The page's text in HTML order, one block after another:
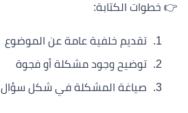
👉 خطوات الكتابة:
تقديم خلفية عامة عن الموضوع
توضيح وجود مشكلة أو فجوة
صياغة المشكلة في شكل سؤال